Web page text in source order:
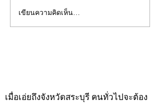
คอลัมน์"จับชีพจรวงการ
พระ"ประจำพุธที่ 29
เขียนความคิดเห็น…
เมื่อเอ่ยถึงจังหวัดสระบุรี คนทั่วไปจะต้อง